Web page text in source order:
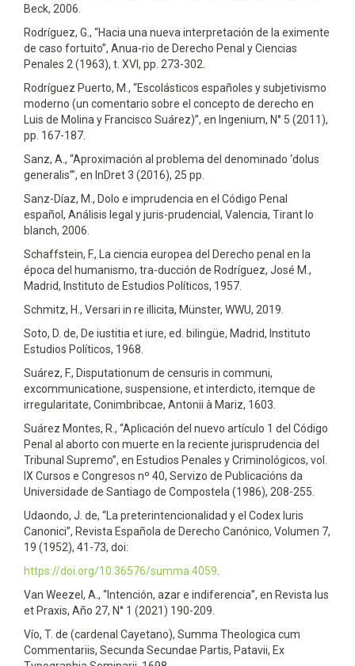
Beck, 2006.
Rodríguez, G., “Hacia una nueva interpretación de la eximente
de caso fortuito”, Anua-rio de Derecho Penal y Ciencias
Penales 2 (1963), t. XVI, pp. 273-302.
Rodríguez Puerto, M., “Escolásticos españoles y subjetivismo
moderno (un comentario sobre el concepto de derecho en
Luis de Molina y Francisco Suárez)”, en Ingenium, N° 5 (2011),
pp. 167-187.
Sanz, A., “Aproximación al problema del denominado ‘dolus
generalis’”, en InDret 3 (2016), 25 pp.
Sanz-Díaz, M., Dolo e imprudencia en el Código Penal
español, Análisis legal y juris-prudencial, Valencia, Tirant lo
blanch, 2006.
Schaffstein, F., La ciencia europea del Derecho penal en la
época del humanismo, tra-ducción de Rodríguez, José M.,
Madrid, Instituto de Estudios Políticos, 1957.
Schmitz, H., Versari in re illicita, Münster, WWU, 2019.
Soto, D. de, De iustitia et iure, ed. bilingüe, Madrid, Instituto
Estudios Políticos, 1968.
Suárez, F., Disputationum de censuris in communi,
excommunicatione, suspensione, et interdicto, itemque de
irregularitate, Conimbribcae, Antonii à Mariz, 1603.
Suárez Montes, R., “Aplicación del nuevo artículo 1 del Código
Penal al aborto con muerte en la reciente jurisprudencia del
Tribunal Supremo”, en Estudios Penales y Criminológicos, vol.
IX Cursos e Congresos nº 40, Servizo de Publicacións da
Universidade de Santiago de Compostela (1986), 208-255.
Udaondo, J. de, “La preterintencionalidad y el Codex Iuris
Canonici”, Revista Española de Derecho Canónico, Volumen 7,
19 (1952), 41-73, doi:
https://doi.org/10.36576/summa.4059
Van Weezel, A., “Intención, azar e indiferencia”, en Revista Ius
et Praxis, Año 27, N° 1 (2021) 190-209.
Vío, T. de (cardenal Cayetano), Summa Theologica cum
Commentariis, Secunda Secundae Partis, Patavii, Ex